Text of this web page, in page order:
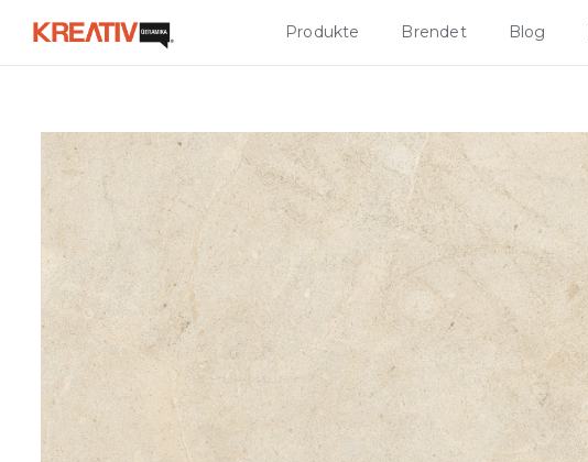
Produkte Brendet Blog